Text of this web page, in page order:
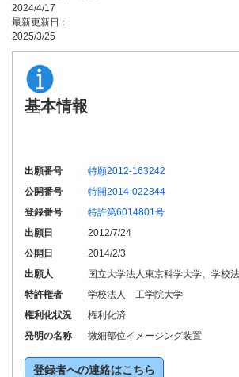
2024/4/17
最新更新日：
2025/3/25
基本情報
出願番号
特願2012-163242
公開番号
特開2014-022344
登録番号
特許第6014801号
出願日
2012/7/24
公開日
2014/2/3
出願人
国立大学法人東京科学大学、学校
特許権者
学校法人 工学院大学
権利化状況
権利化済
発明の名称
微細部位イメージング装置
登録者への連絡はこちら